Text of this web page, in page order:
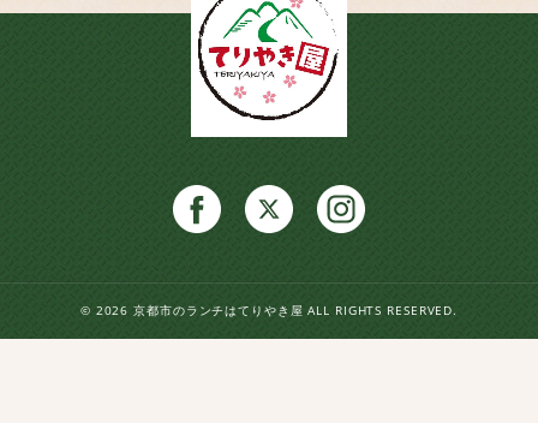
© 2026 京都市のランチはてりやき屋 ALL RIGHTS RESERVED.